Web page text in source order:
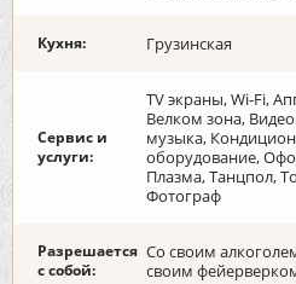
Кухня: Грузинская
Сервис и
услуги:
TV экраны, Wi-Fi,
Велком зона,
музыка,
оборудование,
Плазма, Танцпол,
Фотограф
Разрешается
с собой:
Со своим
своим